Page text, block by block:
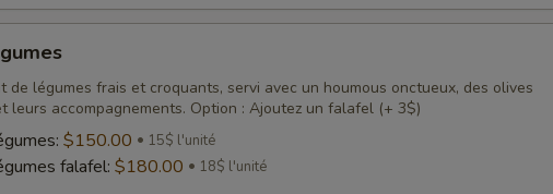
de légumes frais et croquants, servi avec un houmous onctueux, des olives
leurs accompagnements. Option : Ajoutez un falafel (+ 3$)
$150.00 15$ l'unité
falafel: $180.00 18$ l'unité